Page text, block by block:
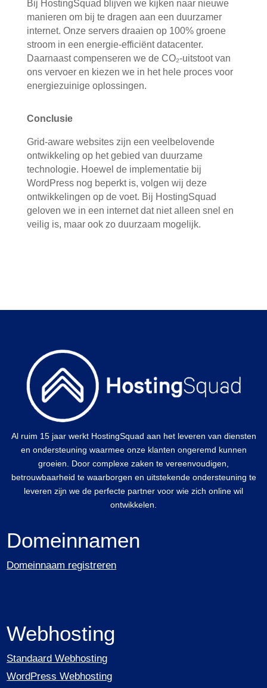
Bij HostingSquad blijven we kijken naar nieuwe
manieren om bij te dragen aan een duurzamer
internet. Onze servers draaien op 100% groene
stroom in een energie-efficiënt datacenter.
Daarnaast compenseren we de CO₂-uitstoot van
ons vervoer en kiezen we in het hele proces voor
energiezuinige oplossingen.
Conclusie
Grid-aware websites zijn een veelbelovende
ontwikkeling op het gebied van duurzame
technologie. Hoewel de implementatie bij
WordPress nog beperkt is, volgen wij deze
ontwikkelingen op de voet. Bij HostingSquad
geloven we in een internet dat niet alleen snel en
veilig is, maar ook zo duurzaam mogelijk.
Al ruim 15 jaar werkt HostingSquad aan het leveren van diensten
en ondersteuning waarmee onze klanten ongeremd kunnen
groeien. Door complexe zaken te vereenvoudigen,
betrouwbaarheid te waarborgen en uitstekende ondersteuning te
leveren zijn we de perfecte partner voor wie zich online wil
ontwikkelen.
Domeinnamen
Domeinnaam registreren
Webhosting
Standaard Webhosting
WordPress Webhosting